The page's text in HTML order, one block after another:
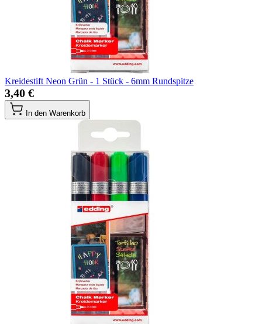
Kreidestift Neon Grün - 1 Stück - 6mm Rundspitze
3,40 €
In den Warenkorb